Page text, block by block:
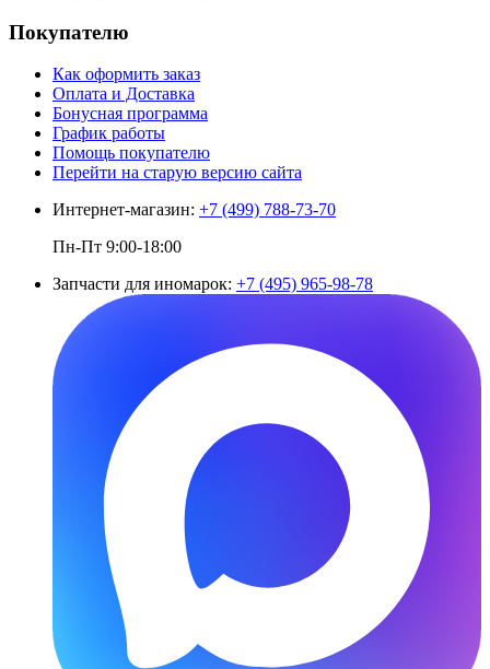
Покупателю
Как оформить заказ
Оплата и Доставка
Бонусная программа
График работы
Помощь покупателю
Перейти на старую версию сайта
Интернет-магазин: +7 (499) 788-73-70
Пн-Пт 9:00-18:00
Запчасти для иномарок: +7 (495) 965-98-78